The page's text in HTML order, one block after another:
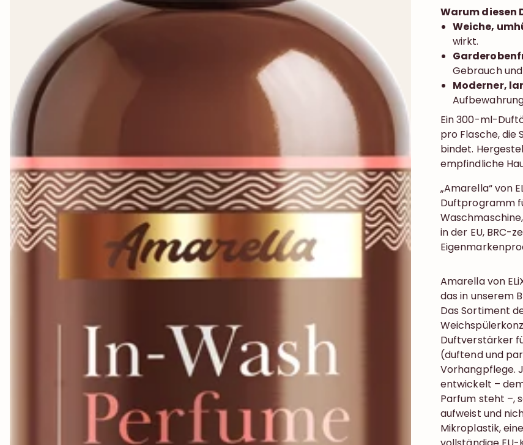
Warum diesen
Weiche,
wirkt.
Gebrauch
Moderner,
Ein 300-ml-
pro Flasche, die
bindet.
empfindliche
„Amarella“ von
Duftprogramm
in der EU, BRC-
Amarella von
das in unserem
Das Sortiment
Duftverstärker
(duftend und
Vorhangpflege.
entwickelt –
Parfum steht –,
aufweist und
Mikroplastik,